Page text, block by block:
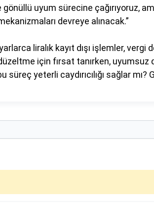
uyum sürecine çağırıyoruz,
devreye alınacak.”
liralık kayıt dışı işlemler, vergi
için fırsat tanırken, uyumsuz
süreç yeterli caydırıcılığı sağlar mı?